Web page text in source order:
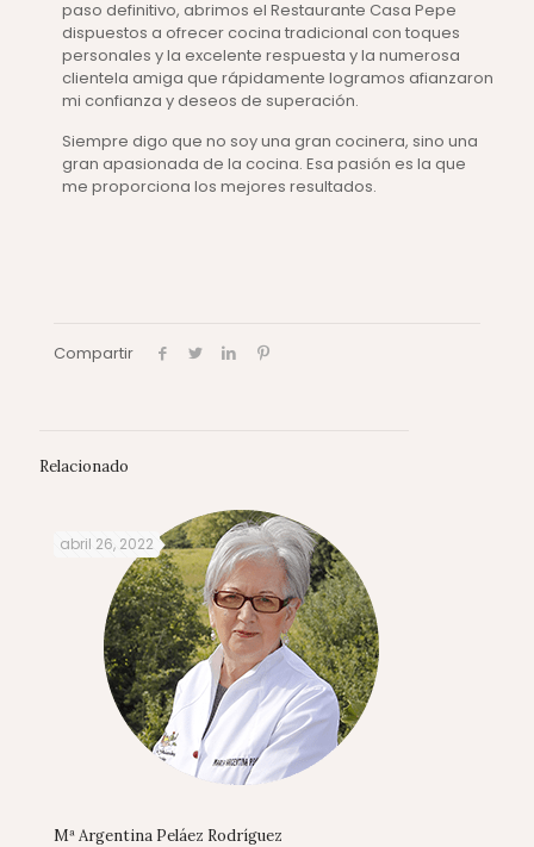
paso definitivo, abrimos el Restaurante Casa Pepe
dispuestos a ofrecer cocina tradicional con toques
personales y la excelente respuesta y la numerosa
clientela amiga que rápidamente logramos afianzaron
mi confianza y deseos de superación.
Siempre digo que no soy una gran cocinera, sino una
gran apasionada de la cocina. Esa pasión es la que
me proporciona los mejores resultados.
Compartir
Relacionado
abril 26, 2022
Mª Argentina Peláez Rodríguez